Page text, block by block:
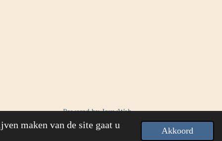
maken van de site gaat u
Akkoord
Powered byJouwWeb